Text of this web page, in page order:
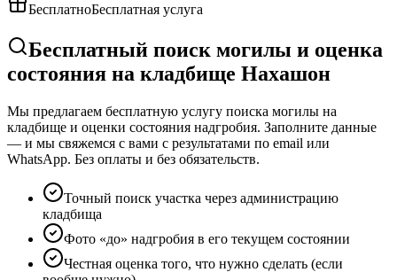
БесплатноБесплатная услуга
Бесплатный поиск могилы и оценка
состояния на кладбище Нахашон
Мы предлагаем бесплатную услугу поиска могилы на
кладбище и оценки состояния надгробия. Заполните данные
— и мы свяжемся с вами с результатами по email или
WhatsApp. Без оплаты и без обязательств.
Точный поиск участка через администрацию
кладбища
Фото «до» надгробия в его текущем состоянии
Честная оценка того, что нужно сделать (если